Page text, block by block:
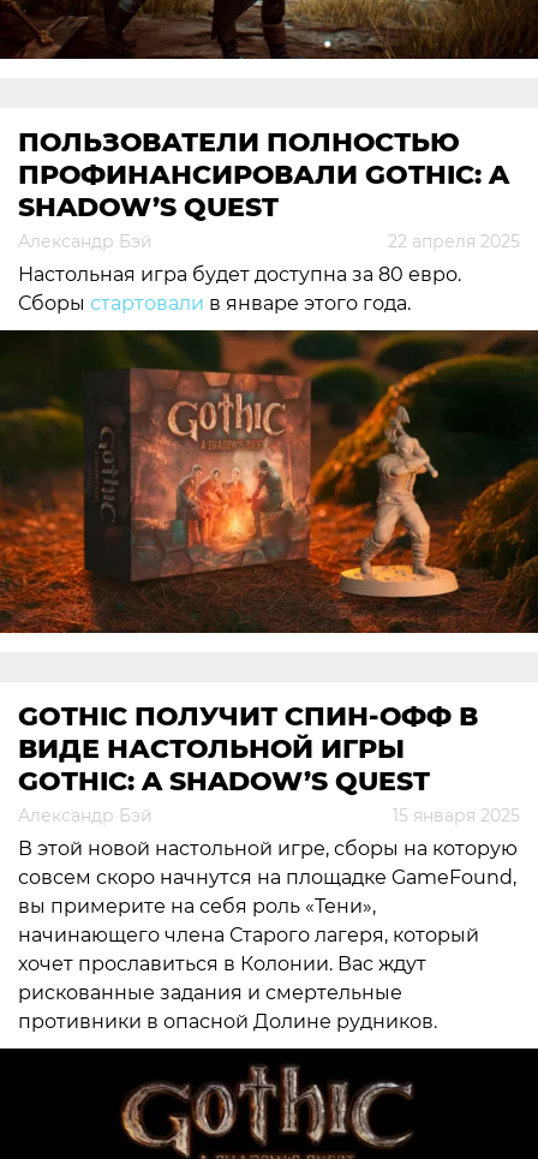
ПОЛЬЗОВАТЕЛИ ПОЛНОСТЬЮ
ПРОФИНАНСИРОВАЛИ GOTHIC: A
SHADOW’S QUEST
Александр Бэй 22 апреля 2025
Настольная игра будет доступна за 80 евро.
Сборы стартовали в январе этого года.
GOTHIC ПОЛУЧИТ СПИН-ОФФ В
ВИДЕ НАСТОЛЬНОЙ ИГРЫ
GOTHIC: A SHADOW’S QUEST
Александр Бэй 15 января 2025
В этой новой настольной игре, сборы на которую
совсем скоро начнутся на площадке GameFound,
вы примерите на себя роль «Тени»,
начинающего члена Старого лагеря, который
хочет прославиться в Колонии. Вас ждут
рискованные задания и смертельные
противники в опасной Долине рудников.